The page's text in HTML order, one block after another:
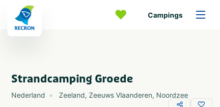
Campings
Strandcamping Groede
Nederland Zeeland, Zeeuws Vlaanderen, Noordzee